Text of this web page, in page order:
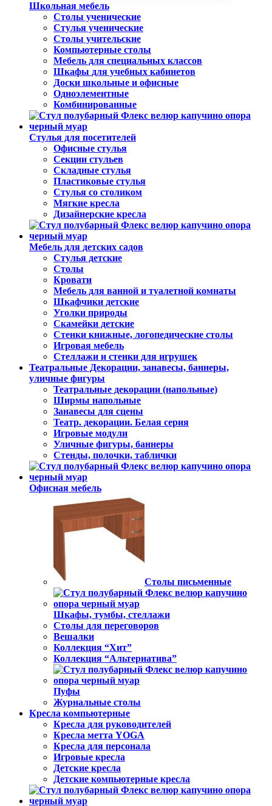
Школьная мебель
Столы ученические
Стулья ученические
Столы учительские
Компьютерные столы
Мебель для специальных классов
Шкафы для учебных кабинетов
Доски школьные и офисные
Одноэлементные
Комбинированные
Стулья для посетителей
Офисные стулья
Секции стульев
Складные стулья
Пластиковые стулья
Стулья со столиком
Мягкие кресла
Дизайнерские кресла
Мебель для детских садов
Стулья детские
Столы
Кровати
Мебель для ванной и туалетной комнаты
Шкафчики детские
Уголки природы
Скамейки детские
Стенки книжные, логопедические столы
Игровая мебель
Стеллажи и стенки для игрушек
Театральные Декорации, занавесы, баннеры,
уличные фигуры
Театральные декорации (напольные)
Ширмы напольные
Занавесы для сцены
Театр. декорации. Белая серия
Игровые модули
Уличные фигуры, баннеры
Стенды, полочки, таблички
Офисная мебель
Столы письменные
Шкафы, тумбы, стеллажи
Столы для переговоров
Вешалки
Коллекция “Хит”
Коллекция “Альтернатива”
Пуфы
Журнальные столы
Кресла компьютерные
Кресла для руководителей
Кресла метта YOGA
Кресла для персонала
Игровые кресла
Детские кресла
Детские компьютерные кресла